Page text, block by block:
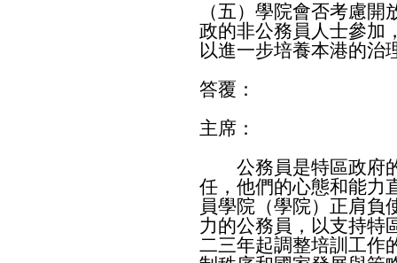
（五）學院會否考慮
政的非公務員人士參加
以進一步培養本港的治
答覆：
主席：
公務員是特區政府的
任，他們的心態和能力
員學院（學院）正肩負
力的公務員，以支持特
二三年起調整培訓工作